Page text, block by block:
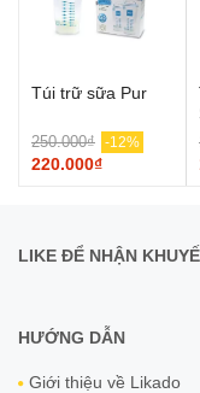
Túi trữ sữa Pur
250.000₫ -12%
220.000₫
LIKE ĐỂ NHẬN
HƯỚNG DẪN
Giới thiệu về Likado